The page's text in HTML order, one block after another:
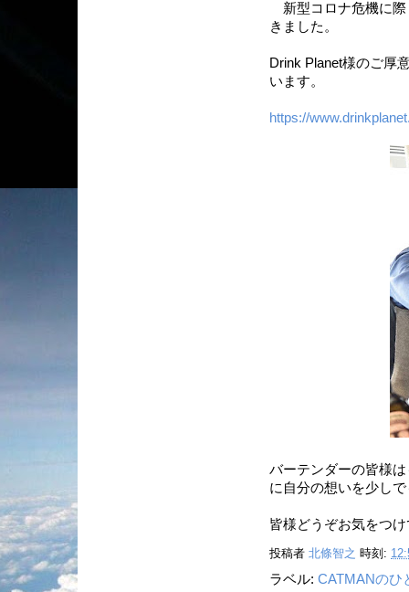
新型コロナ危機に際
きました。
Drink Planet様のご厚
います。
https://
バーテンダーの皆様
に自分の想いを少し
皆様どうぞお気をつ
投稿者 北條智之 時刻:
ラベル: CATMANのひ